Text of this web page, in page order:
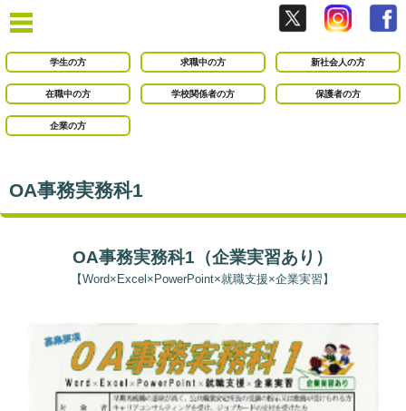
学生の方 求職中の方 新社会人の方
在職中の方 学校関係者の方 保護者の方
企業の方
OA事務実務科1
OA事務実務科1（企業実習あり）
【Word×Excel×PowerPoint×就職支援×企業実習】